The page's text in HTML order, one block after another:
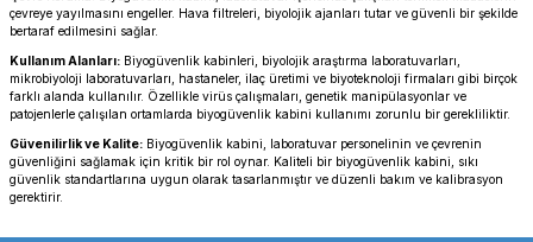
çevreye yayılmasını engeller. Hava filtreleri, biyolojik ajanları tutar ve güvenli bir şekilde
bertaraf edilmesini sağlar.
Kullanım Alanları: Biyogüvenlik kabinleri, biyolojik araştırma laboratuvarları,
mikrobiyoloji laboratuvarları, hastaneler, ilaç üretimi ve biyoteknoloji firmaları gibi birçok
farklı alanda kullanılır. Özellikle virüs çalışmaları, genetik manipülasyonlar ve
patojenlerle çalışılan ortamlarda biyogüvenlik kabini kullanımı zorunlu bir gerekliliktir.
Güvenilirlik ve Kalite: Biyogüvenlik kabini, laboratuvar personelinin ve çevrenin
güvenliğini sağlamak için kritik bir rol oynar. Kaliteli bir biyogüvenlik kabini, sıkı
güvenlik standartlarına uygun olarak tasarlanmıştır ve düzenli bakım ve kalibrasyon
gerektirir.